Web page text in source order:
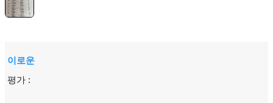
이로운
평가 :